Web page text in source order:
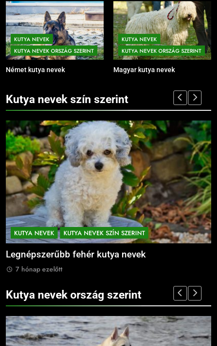
KUTYA NEVEK
KUTYA NEVEK ORSZÁG SZERINT
Német kutya nevek
KUTYA NEVEK
KUTYA NEVEK ORSZÁG SZERINT
Magyar kutya nevek
Kutya nevek szín szerint
KUTYA NEVEK KUTYA NEVEK SZÍN SZERINT
Legnépszerűbb fehér kutya nevek
7 hónap ezelőtt
Kutya nevek ország szerint